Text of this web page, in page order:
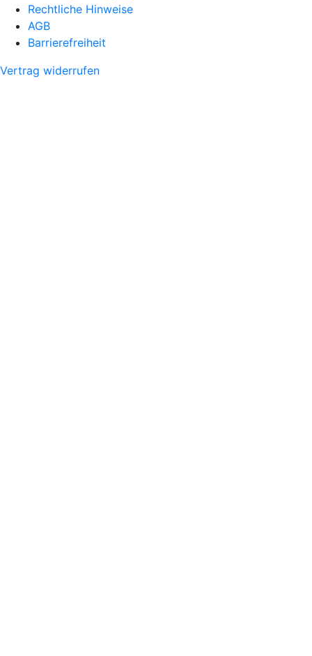
Rechtliche Hinweise
AGB
Barrierefreiheit
Vertrag widerrufen